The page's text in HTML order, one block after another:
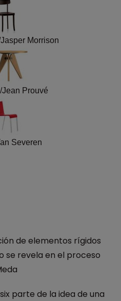
Morrison
Jean Prouvé
Severen
de elementos rígidos
se revela en el proceso
parte de la idea de una